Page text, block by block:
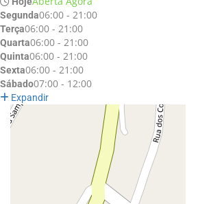
Segunda06:00 - 21:00
Terça06:00 - 21:00
Quarta06:00 - 21:00
Quinta06:00 - 21:00
Sexta06:00 - 21:00
Sábado07:00 - 12:00
Expandir